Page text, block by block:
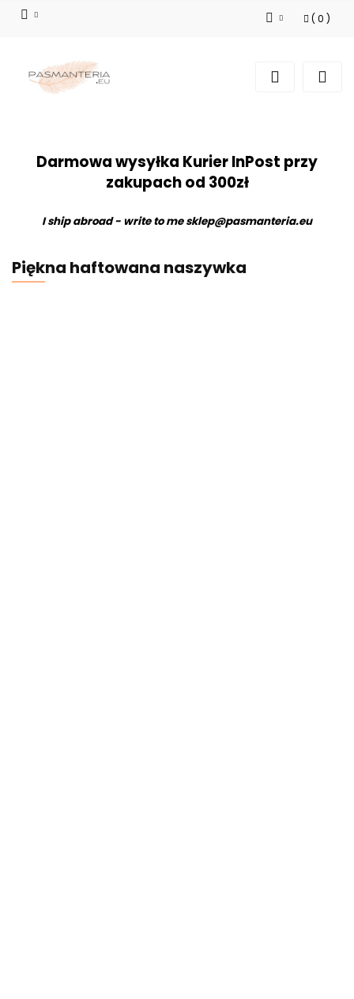
( 0 )
Darmowa wysyłka Kurier InPost przy
zakupach od 300zł
I ship abroad - write to mesklep@pasmanteria.eu
Piękna haftowana naszywka